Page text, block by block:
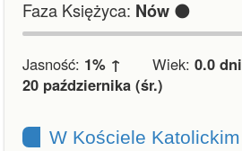
Faza Księżyca: Nów 🌑
Jasność: 1% ↑ Wiek: 0.0 dni
20 października (śr.)
W Kościele Katolickim